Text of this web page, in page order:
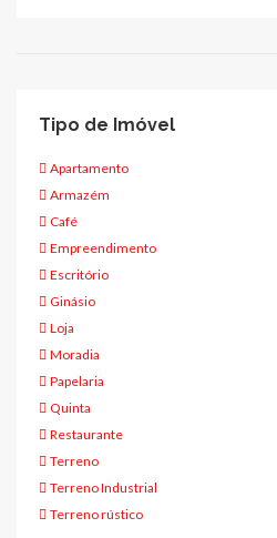
Tipo de Imóvel
Apartamento
Armazém
Café
Empreendimento
Escritório
Ginásio
Loja
Moradia
Papelaria
Quinta
Restaurante
Terreno
Terreno Industrial
Terreno rústico